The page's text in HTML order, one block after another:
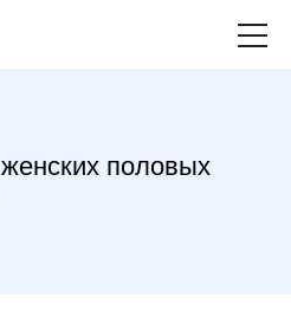
половых